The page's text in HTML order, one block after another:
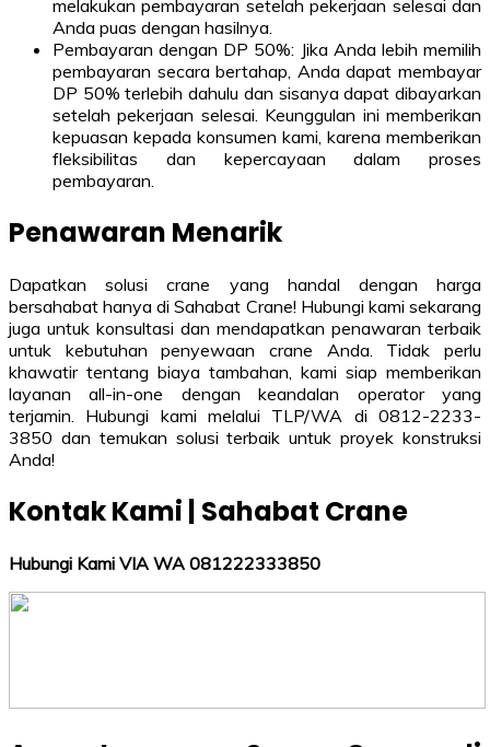
melakukan pembayaran setelah pekerjaan selesai dan
Anda puas dengan hasilnya.
Pembayaran dengan DP 50%: Jika Anda lebih memilih
pembayaran secara bertahap, Anda dapat membayar
DP 50% terlebih dahulu dan sisanya dapat dibayarkan
setelah pekerjaan selesai. Keunggulan ini memberikan
kepuasan kepada konsumen kami, karena memberikan
fleksibilitas dan kepercayaan dalam proses
pembayaran.
Penawaran Menarik
Dapatkan solusi crane yang handal dengan harga
bersahabat hanya di Sahabat Crane! Hubungi kami sekarang
juga untuk konsultasi dan mendapatkan penawaran terbaik
untuk kebutuhan penyewaan crane Anda. Tidak perlu
khawatir tentang biaya tambahan, kami siap memberikan
layanan all-in-one dengan keandalan operator yang
terjamin. Hubungi kami melalui TLP/WA di 0812-2233-
3850 dan temukan solusi terbaik untuk proyek konstruksi
Anda!
Kontak Kami | Sahabat Crane
Hubungi Kami VIA WA 081222333850